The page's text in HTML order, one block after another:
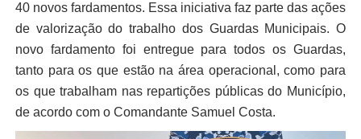
40 novos fardamentos. Essa iniciativa faz parte das ações
de valorização do trabalho dos Guardas Municipais. O
novo fardamento foi entregue para todos os Guardas,
tanto para os que estão na área operacional, como para
os que trabalham nas repartições públicas do Município,
de acordo com o Comandante Samuel Costa.